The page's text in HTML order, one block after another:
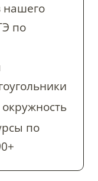
нашего
по
по